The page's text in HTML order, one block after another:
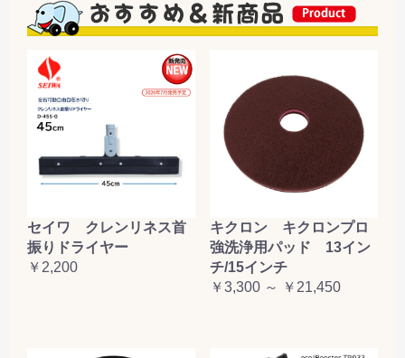
セイワ クレンリネス首
振りドライヤー
￥2,200
キクロン キクロンプロ
強洗浄用パッド 13イン
チ/15インチ
￥3,300 ～ ￥21,450